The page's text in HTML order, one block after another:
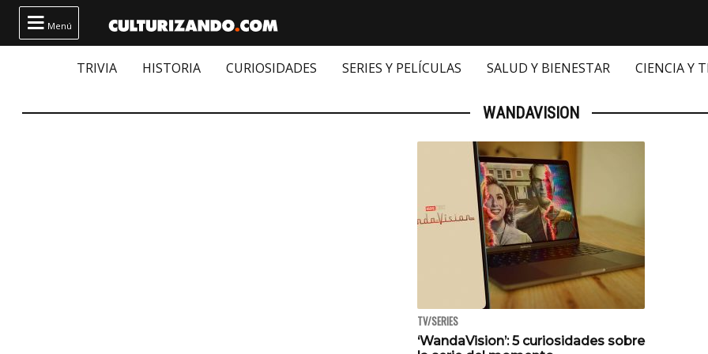
 Menú
TRIVIA HISTORIA CURIOSIDADES SERIES Y PELÍCULAS SALUD Y BIENESTAR CIENCIA Y
WANDAVISION
TV/SERIES
‘WandaVision’: 5 curiosidades sobre